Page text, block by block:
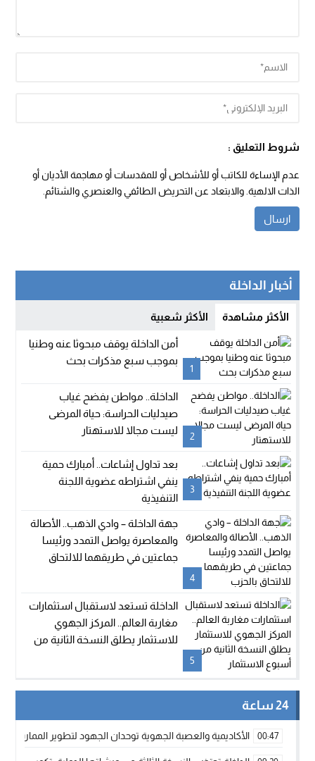
شروط التعليق :
عدم الإساءة للكاتب أو للأشخاص أو للمقدسات أو مهاجمة الأديان أو
الذات الالهية. والابتعاد عن التحريض الطائفي والعنصري والشتائم.
أخبار الداخلة
الأكثر مشاهدة الأكثر شعبية
1
أمن الداخلة يوقف مبحوثا عنه وطنيا
بموجب سبع مذكرات بحث
2
الداخلة.. مواطن يفضح غياب
صيدليات الحراسة: حياة المرضى
ليست مجالا للاستهتار
3
بعد تداول إشاعات.. أمبارك حمية
ينفي اشتراطه عضوية اللجنة
التنفيذية
4
جهة الداخلة – وادي الذهب.. الأصالة
والمعاصرة يواصل التمدد ورئيسا
جماعتين في طريقهما للالتحاق
5
الداخلة تستعد لاستقبال استثمارات
مغاربة العالم.. المركز الجهوي
للاستثمار يطلق النسخة الثانية من
24 ساعة
00:47 الأكاديمية والعصبة الجهوية توحدان الجهود لتطوير الممارسة